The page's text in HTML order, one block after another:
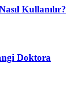
Kullanılır?
Doktora